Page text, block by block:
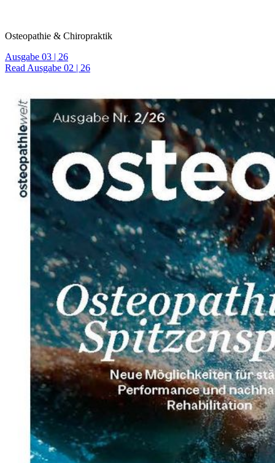
Osteopathie & Chiropraktik
Ausgabe 03 | 26
Read Ausgabe 02 | 26